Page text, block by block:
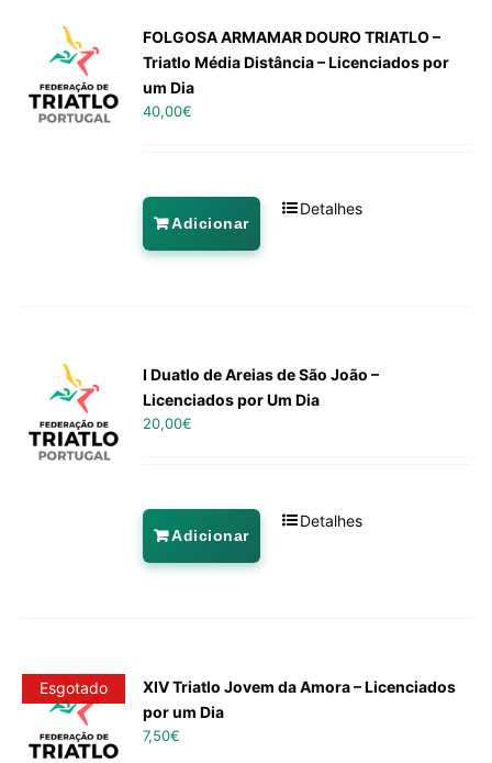
FOLGOSA ARMAMAR DOURO TRIATLO –
Triatlo Média Distância – Licenciados por
um Dia
40,00€
Adicionar
Detalhes
I Duatlo de Areias de São João –
Licenciados por Um Dia
20,00€
Adicionar
Detalhes
Esgotado
XIV Triatlo Jovem da Amora – Licenciados
por um Dia
7,50€